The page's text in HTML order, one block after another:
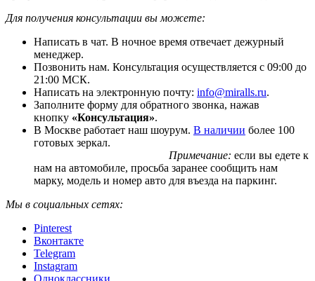
Для получения консультации вы можете:
Написать в чат. В ночное время отвечает дежурный
менеджер.
Позвонить нам. Консультация осуществляется с 09:00 до
21:00 МСК.
Написать на электронную почту: info@miralls.ru.
Заполните форму для обратного звонка, нажав
кнопку «Консультация».
В Москве работает наш шоурум. В наличии более 100
готовых зеркал.
Примечание: если вы едете к
нам на автомобиле, просьба заранее сообщить нам
марку, модель и номер авто для въезда на паркинг.
Мы в социальных сетях:
Pinterest
Вконтакте
Telegram
Instagram
Одноклассники